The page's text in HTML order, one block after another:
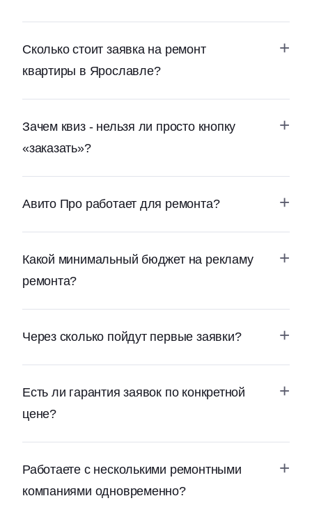
Сколько стоит заявка на ремонт
квартиры в Ярославле?
Зачем квиз - нельзя ли просто кнопку
«заказать»?
Авито Про работает для ремонта?
Какой минимальный бюджет на рекламу
ремонта?
Через сколько пойдут первые заявки?
Есть ли гарантия заявок по конкретной
цене?
Работаете с несколькими ремонтными
компаниями одновременно?